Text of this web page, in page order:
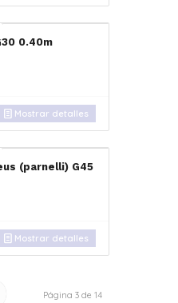
0.40m
Mostrar detalles
(parnelli) G45
Mostrar detalles
Página 3 de 14